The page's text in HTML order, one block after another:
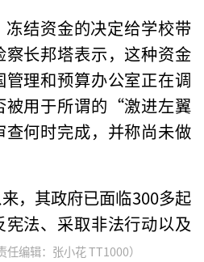
结资金的决定给学校带
长邦塔表示，这种资金
理和预算办公室正在调
被用于所谓的“激进左翼
何时完成，并称尚未做
，其政府已面临300多起
法、采取非法行动以及
责任编辑：张小花 TT1000）